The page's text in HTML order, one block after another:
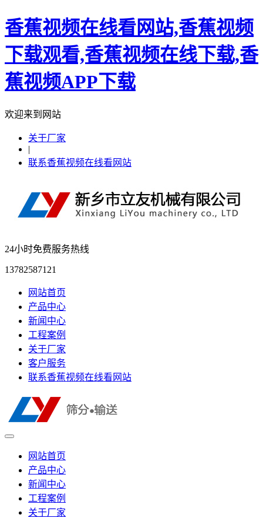
香蕉视频在线看网站,香蕉视频
下载观看,香蕉视频在线下载,香
蕉视频APP下载
欢迎来到网站
关于厂家
|
联系香蕉视频在线看网站
24小时免费服务热线
13782587121
网站首页
产品中心
新闻中心
工程案例
关于厂家
客户服务
联系香蕉视频在线看网站
网站首页
产品中心
新闻中心
工程案例
关于厂家